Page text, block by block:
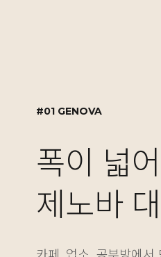
#01 GENOVA
폭이 넓
제노바
#02 GENOVA
실용적인
제노바
#03 MOTION DESK
자유로운
NEW! 싱
#01 GENOVA
폭이 넓
제노바